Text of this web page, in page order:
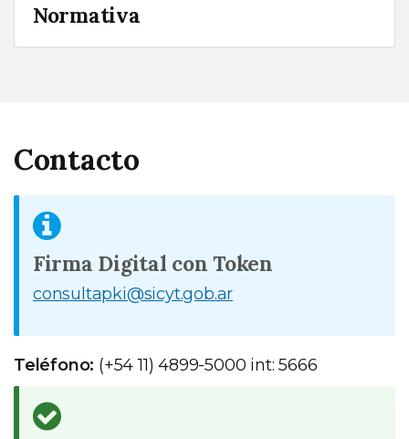
Normativa
Contacto
Firma Digital con Token
consultapki@sicyt.gob.ar
Teléfono: (+54 11) 4899-5000 int: 5666